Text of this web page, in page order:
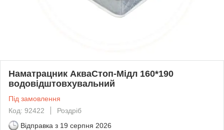
Наматрацник АкваСтоп-Мідл 160*190
водовідштовхувальний
Під замовлення
Код: 92422
Роздріб
Відправка з 19 серпня 2026